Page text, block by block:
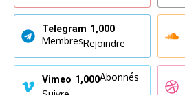
Telegram 1,000
MembresRejoindre
Vimeo 1,000Abonnés